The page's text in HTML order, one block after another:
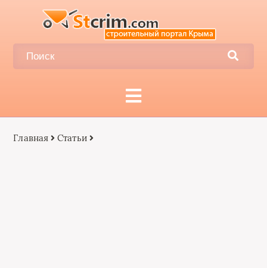
Главная Статьи